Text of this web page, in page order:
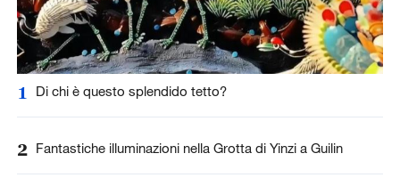
1 Di chi è questo splendido tetto?
2 Fantastiche illuminazioni nella Grotta di Yinzi a Guilin